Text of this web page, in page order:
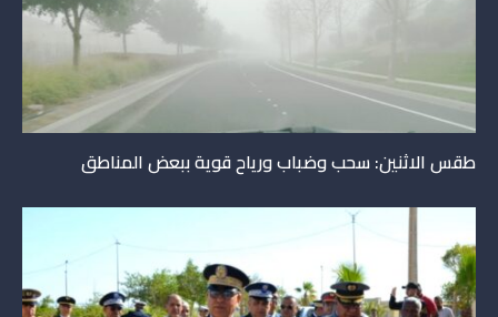
طقس الاثنين: سحب وضباب ورياح قوية ببعض المناطق